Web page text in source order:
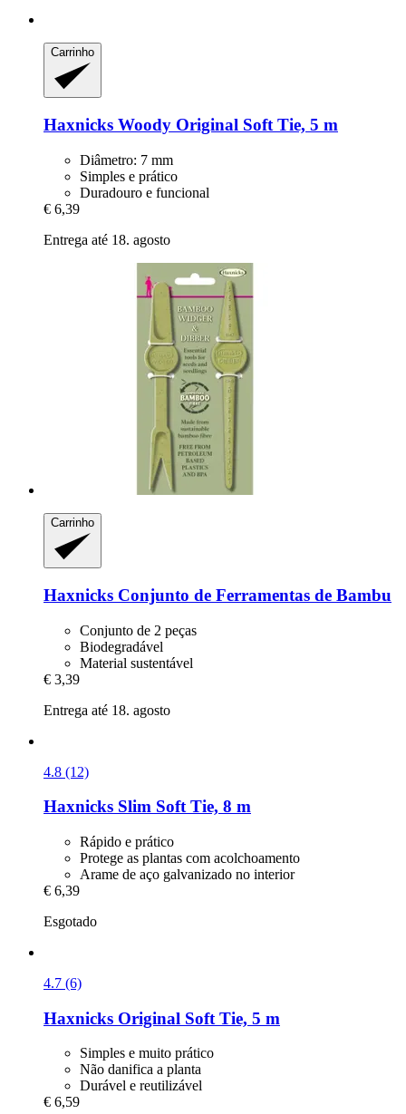
Carrinho
Haxnicks Woody Original Soft Tie, 5 m
Diâmetro: 7 mm
Simples e prático
Duradouro e funcional
€ 6,39
Entrega até 18. agosto
Carrinho
Haxnicks Conjunto de Ferramentas de Bambu
Conjunto de 2 peças
Biodegradável
Material sustentável
€ 3,39
Entrega até 18. agosto
4.8 (12)
Haxnicks Slim Soft Tie, 8 m
Rápido e prático
Protege as plantas com acolchoamento
Arame de aço galvanizado no interior
€ 6,39
Esgotado
4.7 (6)
Haxnicks Original Soft Tie, 5 m
Simples e muito prático
Não danifica a planta
Durável e reutilizável
€ 6,59